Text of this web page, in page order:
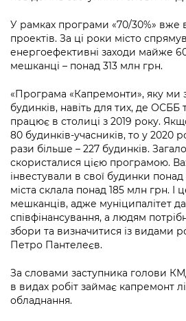
Підприємства, установи,
Kyiv International Relations
Річні звіти
Гендерна політика
Безбар'єрність
Київська міська військова
Портал Захисників та
Безбар'єрність
Міський застосунок Київ
Важливе під час воєнного
Важливе під час воєнного
Портал даних Києва
Публічні дашборди
У рамках програми «70/30%» вже
проектів. За ці роки місто
енергоефективні заходи майже
мешканці – понад 313 млн грн.
«Програма «Капремонти», яку ми
будинків, навіть для тих, де
працює в столиці з 2019 року.
80 будинків-учасників, то у 2020
рази більше – 227 будинків.
скористалися цією програмою.
інвестували в свої будинки
міста склала понад 185 млн грн. І
мешканців, адже муніципалітет
співфінансування, а людям
збори та визначитися із видами
Петро Пантелеєв.
За словами заступника голови
в видах робіт займає капремонт
обладнання.